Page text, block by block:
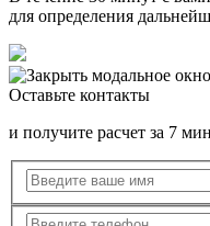
для определения
Оставьте контакты
и получите расчет за 7